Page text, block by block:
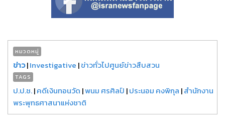
หมวดหมู่
ข่าว|Investigative |ข่าวทั่วไปศูนย์ข่าวสืบสวน
TAGS
ป.ป.ช.|คดีเงินทอนวัด |พนม ศรศิลป์ |ประนอม คงพิกุล |สำนักงาน
พระพุทธศาสนาแห่งชาติ